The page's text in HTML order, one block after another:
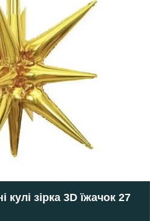
кулі зірка 3D їжачок 27